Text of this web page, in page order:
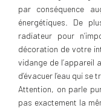
par conséquence
énergétiques. De
radiateur pour
décoration de votre
vidange de l’appareil
d’évacuer l’eau qui se
Attention, on parle
pas exactement la